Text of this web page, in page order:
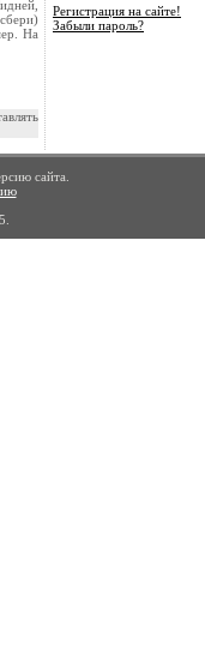
На
Регистрация на сайте!
Забыли пароль?
сайта.